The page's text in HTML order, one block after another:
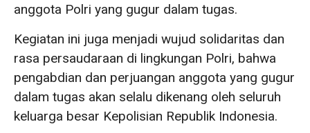
anggota Polri yang gugur dalam tugas.
Kegiatan ini juga menjadi wujud solidaritas dan
rasa persaudaraan di lingkungan Polri, bahwa
pengabdian dan perjuangan anggota yang gugur
dalam tugas akan selalu dikenang oleh seluruh
keluarga besar Kepolisian Republik Indonesia.